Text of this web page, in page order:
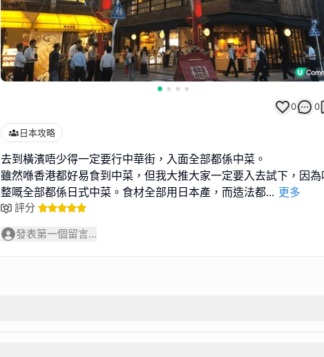
0 0
日本攻略
去到橫濱唔少得一定要行中華街，入面全部都係中菜。
雖然喺香港都好易食到中菜，但我大推大家一定要入去試下，因為
整嘅全部都係日式中菜。食材全部用日本產，而造法都... 更多
評分
發表第一個留言...